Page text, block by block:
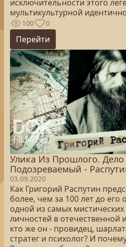
исключительности этого
мультикультурной
100 0
Перейти
Улика Из Прошлого.
Подозреваемый -
03.09.2020
Как Григорий Распутин
более, чем за 100 лет до
одной из самых
личностей в отечественной
кто же он - провидец,
стратег и психолог? И